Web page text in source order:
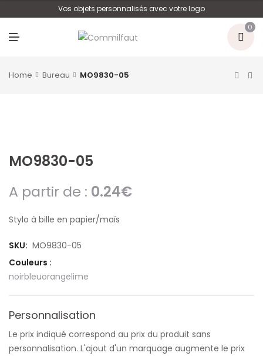
Vos objets personnalisés avec votre logo
0
Home Bureau MO9830-05
MO9830-05
A partir de : 0.24€
Stylo à bille en papier/maïs
SKU: MO9830-05
Couleurs :
noirbleuorangelime
Personnalisation
Le prix indiqué correspond au prix du produit sans
personnalisation. L'ajout d'un marquage augmente le prix